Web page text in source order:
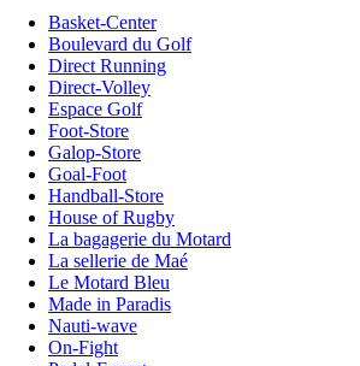
Basket-Center
Boulevard du Golf
Direct Running
Direct-Volley
Espace Golf
Foot-Store
Galop-Store
Goal-Foot
Handball-Store
House of Rugby
La bagagerie du Motard
La sellerie de Maé
Le Motard Bleu
Made in Paradis
Nauti-wave
On-Fight